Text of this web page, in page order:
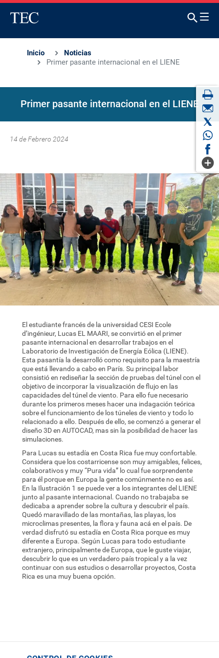
Inicio
Noticias
Primer pasante internacional en el LIENE
Primer pasante internacional en el LIENE
14 de Febrero 2024
El estudiante francés de la universidad CESI Ecole
d’ingénieur, Lucas EL MAARI, se convirtió en el primer
pasante internacional en desarrollar trabajos en el
Laboratorio de Investigación de Energía Eólica (LIENE).
Esta pasantía la desarrolló como requisito para la maestría
que está llevando a cabo en París. Su principal labor
consistió en rediseñar la sección de pruebas del túnel con el
objetivo de incorporar la visualización de flujo en las
capacidades del túnel de viento. Para ello fue necesario
durante los primeros meses hacer una indagación teórica
sobre el funcionamiento de los túneles de viento y todo lo
relacionado a ello. Después de ello, se comenzó a generar el
diseño 3D en AUTOCAD, mas sin la posibilidad de hacer las
simulaciones.
Para Lucas su estadía en Costa Rica fue muy confortable.
Considera que los costarricense son muy amigables, felices,
colaborativos y muy “Pura vida” lo cual fue sorprendente
para él porque en Europa la gente comúnmente no es así.
En la Ilustración 1 se puede ver a los integrantes del LIENE
junto al pasante internacional. Cuando no trabajaba se
dedicaba a aprender sobre la cultura y descubrir el país.
Quedó maravillado de las montañas, las playas, los
microclimas presentes, la flora y fauna acá en el país. De
verdad disfrutó su estadía en Costa Rica porque es muy
diferente a Europa. Según Lucas para todo estudiante
extranjero, principalmente de Europa, que le guste viajar,
descubrir lo que es un verdadero país tropical y a la vez
continuar con sus estudios o desarrollar proyectos, Costa
Rica es una muy buena opción.